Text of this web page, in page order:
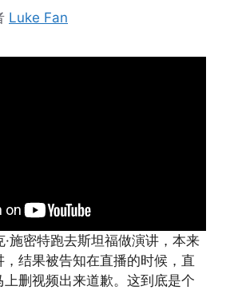
Luke Fan
·施密特跑去斯坦福做演讲，本来
结果被告知在直播的时候，直
删视频出来道歉。这到底是个